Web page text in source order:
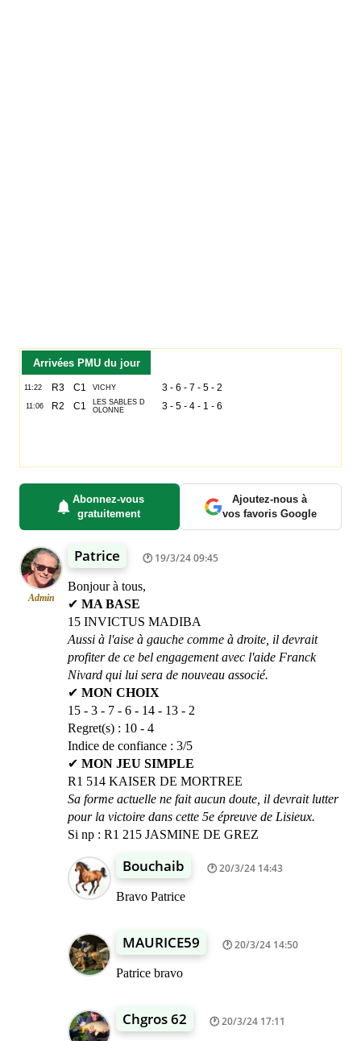
Arrivées PMU du jour
Abonnez-vous
gratuitement
Ajoutez-nous à
vos favoris Google
Admin
Patrice 19/3/24 09:45
Bonjour à tous,
✔ MA BASE
15 INVICTUS MADIBA
Aussi à l'aise à gauche comme à droite, il devrait
profiter de ce bel engagement avec l'aide Franck
Nivard qui lui sera de nouveau associé.
✔ MON CHOIX
15 - 3 - 7 - 6 - 14 - 13 - 2
Regret(s) : 10 - 4
Indice de confiance : 3/5
✔ MON JEU SIMPLE
R1 514 KAISER DE MORTREE
Sa forme actuelle ne fait aucun doute, il devrait lutter
pour la victoire dans cette 5e épreuve de Lisieux.
Si np : R1 215 JASMINE DE GREZ
Bouchaib 20/3/24 14:43
Bravo Patrice
MAURICE59 20/3/24 14:50
Patrice bravo
Chgros 62 20/3/24 17:11